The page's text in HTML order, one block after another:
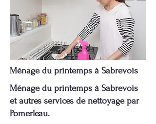
Ménage du printemps à Sabrevois
Ménage du printemps à Sabrevois
et autres services de nettoyage par
Pomerleau.